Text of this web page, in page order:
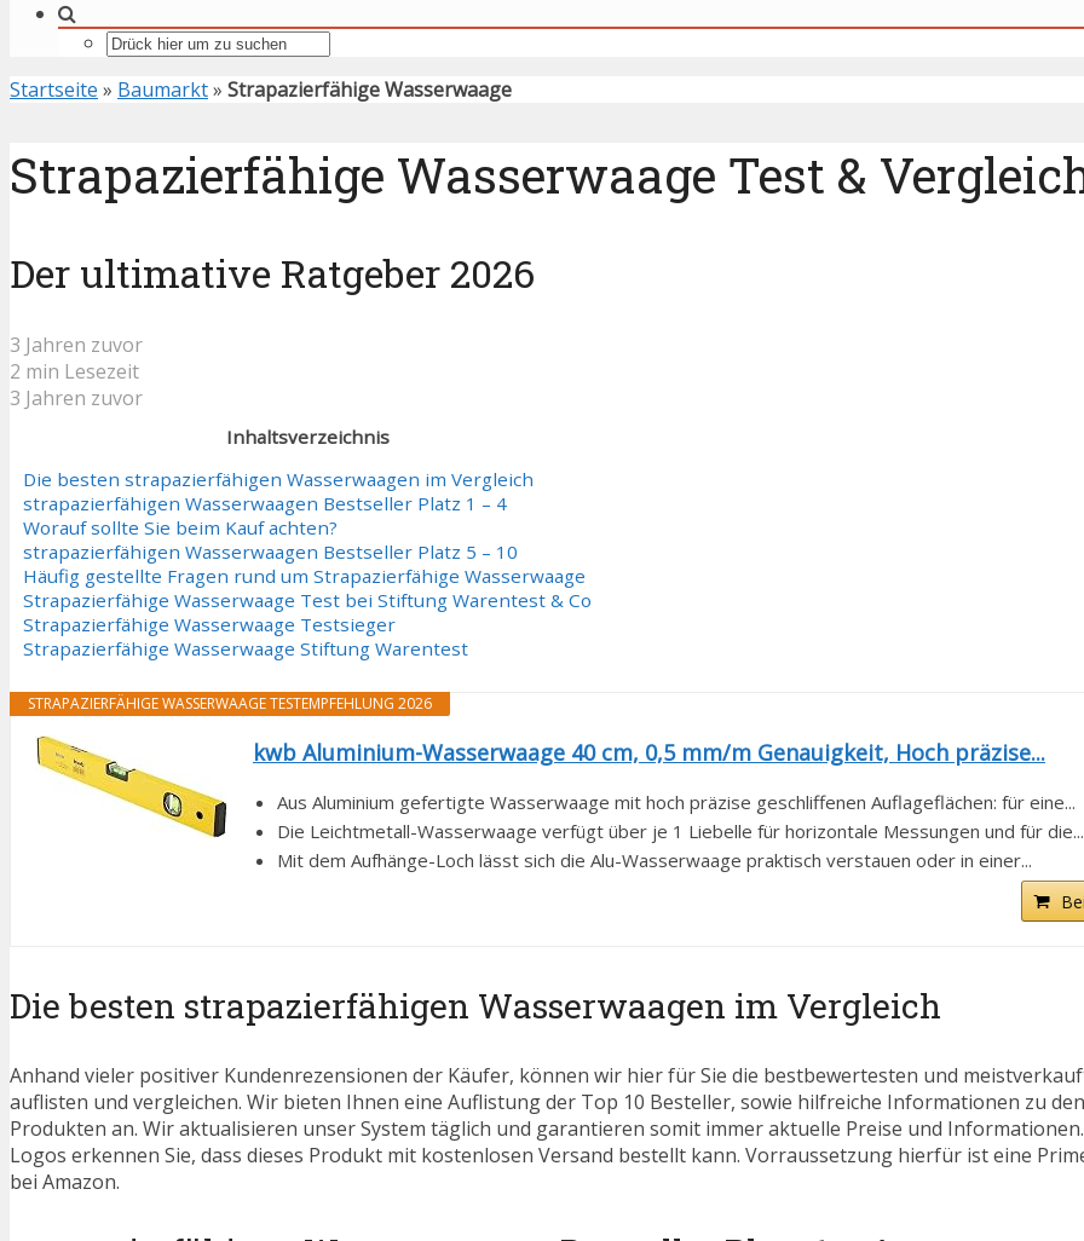
Startseite » Baumarkt» Strapazierfähige Wasserwaage
Strapazierfähige Wasserwaage Test &
Der ultimative Ratgeber 2026
3 Jahren zuvor
2 min Lesezeit
3 Jahren zuvor
Inhaltsverzeichnis
Die besten strapazierfähigen Wasserwaagen im Vergleich
strapazierfähigen Wasserwaagen Bestseller Platz 1 – 4
Worauf sollte Sie beim Kauf achten?
strapazierfähigen Wasserwaagen Bestseller Platz 5 – 10
Häufig gestellte Fragen rund um Strapazierfähige Wasserwaage
Strapazierfähige Wasserwaage Test bei Stiftung Warentest & Co
Strapazierfähige Wasserwaage Testsieger
Strapazierfähige Wasserwaage Stiftung Warentest
STRAPAZIERFÄHIGE WASSERWAAGE TESTEMPFEHLUNG 2026
kwb Aluminium-Wasserwaage 40 cm, 0,5 mm/m Genauigkeit, Hoch präzise...
Aus Aluminium gefertigte Wasserwaage mit hoch präzise geschliffenen Auflageflächen: für eine...
Die Leichtmetall-Wasserwaage verfügt über je 1 Liebelle für horizontale Messungen und für die...
Mit dem Aufhänge-Loch lässt sich die Alu-Wasserwaage praktisch verstauen oder in einer...
Die besten strapazierfähigen Wasserwaagen im Vergleich
Anhand vieler positiver Kundenrezensionen der Käufer, können wir hier für Sie die bestbewertesten und
auflisten und vergleichen. Wir bieten Ihnen eine Auflistung der Top 10 Besteller, sowie hilfreiche Informationen zu
Produkten an. Wir aktualisieren unser System täglich und garantieren somit immer aktuelle Preise und
Logos erkennen Sie, dass dieses Produkt mit kostenlosen Versand bestellt kann. Vorraussetzung hierfür ist eine
bei Amazon.